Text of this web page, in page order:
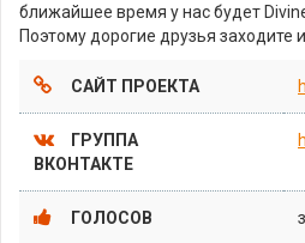
ближайшее время у нас будет
Поэтому дорогие друзья заходите
САЙТ ПРОЕКТА
ГРУППА
ВКОНТАКТЕ
ГОЛОСОВ